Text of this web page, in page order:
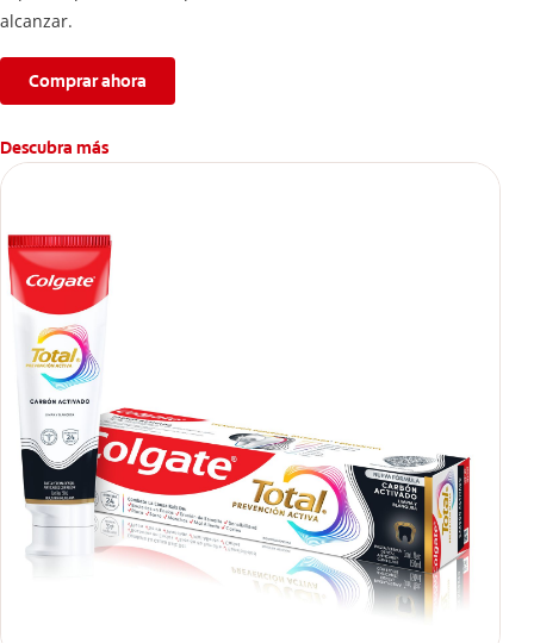
alcanzar.
Comprar ahora
Descubra más